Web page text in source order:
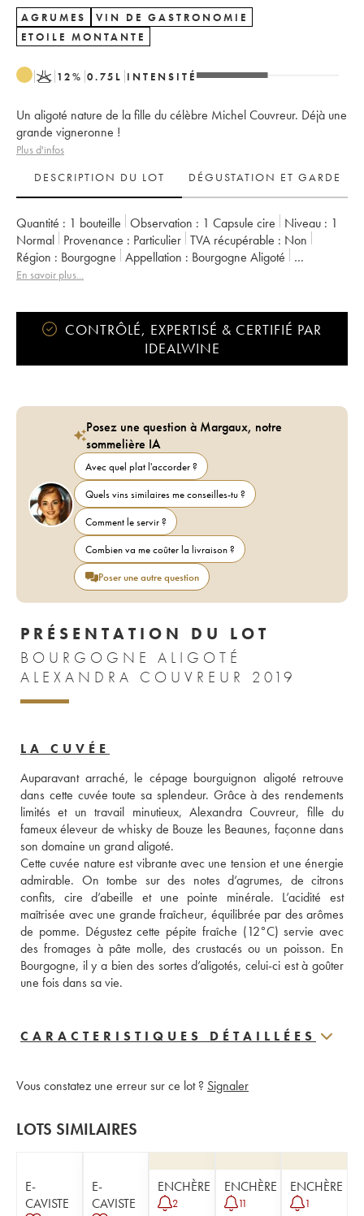
AGRUMES
VIN DE GASTRONOMIE
ETOILE MONTANTE
K 12% 0.75 L INTENSITÉ
Un aligoté nature de la fille du célèbre Michel Couvreur. Déjà une
grande vigneronne !
Plus d'infos
DESCRIPTION DU LOT
DÉGUSTATION ET GARDE
Quantité : 1 bouteille Observation : 1 Capsule cire Niveau : 1
Normal
Provenance : particulier TVA récupérable :
non
Région :
Bourgogne Appellation :
Bourgogne Aligoté
Propriétaire :
En savoir plus...
CONTRÔLÉ, EXPERTISÉ & CERTIFIÉ PAR
IDEALWINE
Posez une question à Margaux, notre
sommelière IA
Avec quel plat l'accorder ?
Quels vins similaires me conseilles-tu ?
Comment le servir ?
Combien va me coûter la livraison ?
Poser une autre question
PRÉSENTATION DU LOT
BOURGOGNE ALIGOTÉ
ALEXANDRA COUVREUR 2019
LA CUVÉE
Auparavant arraché, le cépage bourguignon aligoté retrouve
dans cette cuvée toute sa splendeur. Grâce à des rendements
limités et un travail minutieux, Alexandra Couvreur, fille du
fameux éleveur de whisky de Bouze les Beaunes, façonne dans
son domaine un grand aligoté.
Cette cuvée nature est vibrante avec une tension et une énergie
admirable. On tombe sur des notes d’agrumes, de citrons
confits, cire d’abeille et une pointe minérale. L’acidité est
maîtrisée avec une grande fraîcheur, équilibrée par des arômes
de pomme. Dégustez cette pépite fraîche (12°C) servie avec
des fromages à pâte molle, des crustacés ou un poisson. En
Bourgogne, il y a bien des sortes d’aligotés, celui-ci est à goûter
une fois dans sa vie.
CARACTERISTIQUES DÉTAILLÉES
Vous constatez une erreur sur ce lot ? Signaler
LOTS SIMILAIRES
E-
CAVISTE
E-
CAVISTE
ENCHÈRE
2
ENCHÈRE
11
ENCHÈRE
1